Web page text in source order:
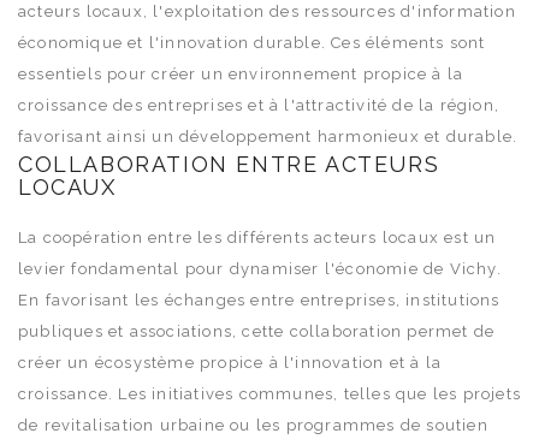
acteurs locaux, l'exploitation des ressources d'information
économique et l'innovation durable. Ces éléments sont
essentiels pour créer un environnement propice à la
croissance des entreprises et à l'attractivité de la région,
favorisant ainsi un développement harmonieux et durable.
COLLABORATION ENTRE ACTEURS
LOCAUX
La coopération entre les différents acteurs locaux est un
levier fondamental pour dynamiser l'économie de Vichy.
En favorisant les échanges entre entreprises, institutions
publiques et associations, cette collaboration permet de
créer un écosystème propice à l'innovation et à la
croissance. Les initiatives communes, telles que les projets
de revitalisation urbaine ou les programmes de soutien